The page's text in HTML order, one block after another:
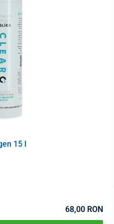
15 l
68,00 RON